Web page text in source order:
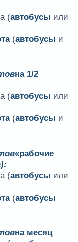
(автобусы или
(автобусы и
на 1/2
(автобусы или
(автобусы и
«рабочие
(автобусы или
(автобусы
на месяц